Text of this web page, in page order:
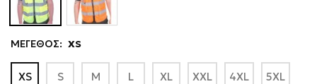
ΜΕΓΕΘΟΣ: XS
XS S M L XL XXL 4XL 5XL